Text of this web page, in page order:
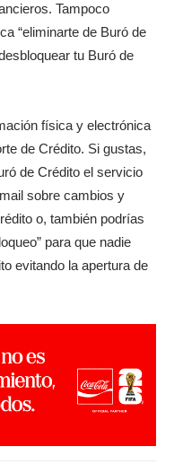
Tampoco
“eliminarte de Buró de
tu Buró de
física y electrónica
de Crédito. Si gustas,
de Crédito el servicio
sobre cambios y
o, también podrías
para que nadie
evitando la apertura de